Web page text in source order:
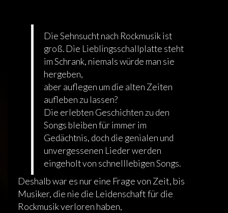
Die Sehnsucht nach Rockmusik ist
groß. Die Lieblingsschallplatte steht
im Schrank, niemals würde man sie
hergeben,
aber auflegen um die alten Zeiten
aufleben zu lassen?
Die erlebten Geschichten zu den
Songs bleiben für immer im
Gedächtnis, doch die genialen und
unvergessenen Lieder werden
eingeholt von schnelllebigen Songs.
Deshalb war es nur eine Frage von Zeit, bis
Musiker, die nie die Leidenschaft für die
Rockmusik verloren haben,